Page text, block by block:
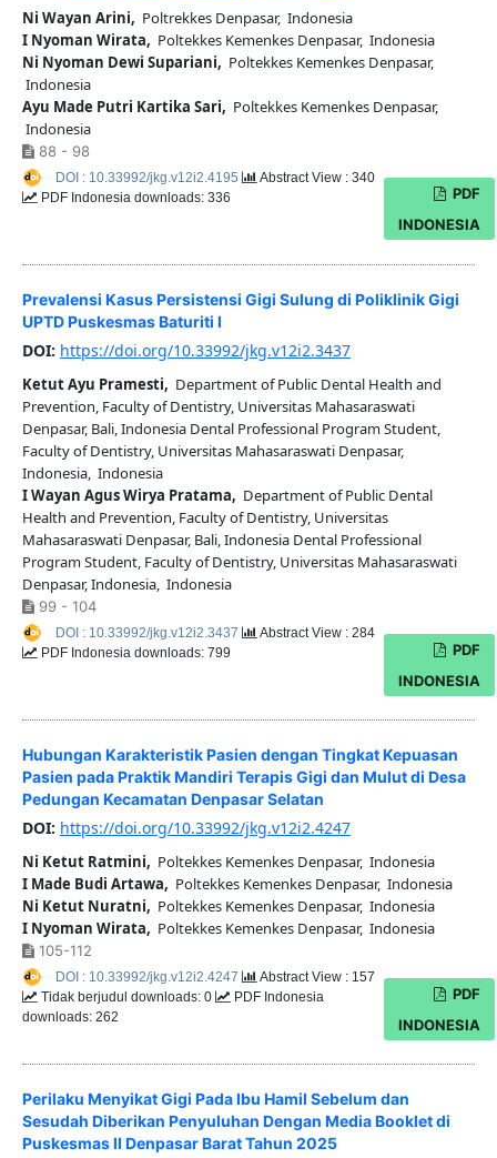
Ni Wayan Arini, Poltrekkes Denpasar, Indonesia
I Nyoman Wirata, Poltekkes Kemenkes Denpasar, Indonesia
Ni Nyoman Dewi Supariani, Poltekkes Kemenkes Denpasar,
Indonesia
Ayu Made Putri Kartika Sari, Poltekkes Kemenkes Denpasar,
Indonesia
88 - 98
PDF
INDONESIA
DOI : 10.33992/jkg.v12i2.4195
Abstract View : 340
PDF Indonesia downloads: 336
Prevalensi Kasus Persistensi Gigi Sulung di Poliklinik Gigi
UPTD Puskesmas Baturiti I
DOI: https://doi.org/10.33992/jkg.v12i2.3437
Ketut Ayu Pramesti, Department of Public Dental Health and
Prevention, Faculty of Dentistry, Universitas Mahasaraswati
Denpasar, Bali, Indonesia Dental Professional Program Student,
Faculty of Dentistry, Universitas Mahasaraswati Denpasar,
Indonesia, Indonesia
I Wayan Agus Wirya Pratama, Department of Public Dental
Health and Prevention, Faculty of Dentistry, Universitas
Mahasaraswati Denpasar, Bali, Indonesia Dental Professional
Program Student, Faculty of Dentistry, Universitas Mahasaraswati
Denpasar, Indonesia, Indonesia
99 - 104
PDF
INDONESIA
DOI : 10.33992/jkg.v12i2.3437
Abstract View : 284
PDF Indonesia downloads: 799
Hubungan Karakteristik Pasien dengan Tingkat Kepuasan
Pasien pada Praktik Mandiri Terapis Gigi dan Mulut di Desa
Pedungan Kecamatan Denpasar Selatan
DOI: https://doi.org/10.33992/jkg.v12i2.4247
Ni Ketut Ratmini, Poltekkes Kemenkes Denpasar, Indonesia
I Made Budi Artawa, Poltekkes Kemenkes Denpasar, Indonesia
Ni Ketut Nuratni, Poltekkes Kemenkes Denpasar, Indonesia
I Nyoman Wirata, Poltekkes Kemenkes Denpasar, Indonesia
105-112
PDF
INDONESIA
DOI : 10.33992/jkg.v12i2.4247
Abstract View : 157
Tidak berjudul downloads: 0
PDF Indonesia
downloads: 262
Perilaku Menyikat Gigi Pada Ibu Hamil Sebelum dan
Sesudah Diberikan Penyuluhan Dengan Media Booklet di
Puskesmas II Denpasar Barat Tahun 2025